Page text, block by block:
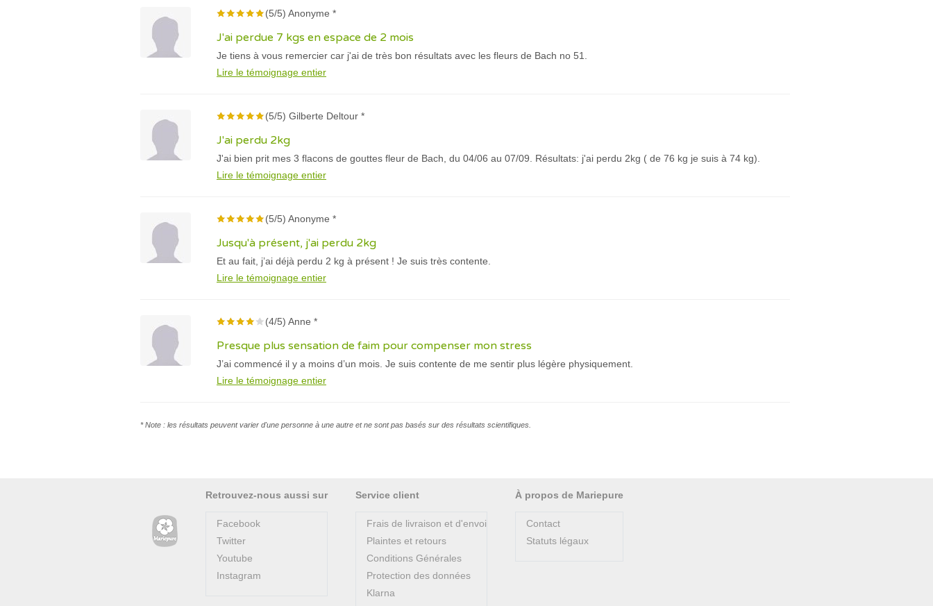
(5/5) Anonyme *
J'ai perdue 7 kgs en espace de 2 mois
Je tiens à vous remercier car j'ai de très bon résultats avec les fleurs de Bach no 51.
Lire le témoignage entier
(5/5) Gilberte Deltour *
J'ai perdu 2kg
J'ai bien prit mes 3 flacons de gouttes fleur de Bach, du 04/06 au 07/09. Résultats: j'ai perdu 2kg ( de 76 kg je suis à 74 kg).
Lire le témoignage entier
(5/5) Anonyme *
Jusqu'à présent, j'ai perdu 2kg
Et au fait, j’ai déjà perdu 2 kg à présent ! Je suis très contente.
Lire le témoignage entier
(4/5) Anne *
Presque plus sensation de faim pour compenser mon stress
J’ai commencé il y a moins d’un mois. Je suis contente de me sentir plus légère physiquement.
Lire le témoignage entier
* Note : les résultats peuvent varier d'une personne à une autre et ne sont pas basés sur des résultats scientifiques.
Retrouvez-nous aussi sur
Facebook
Twitter
Youtube
Instagram
Service client
Frais de livraison et d'envoi
Plaintes et retours
Conditions Générales
Protection des données
Klarna
À propos de Mariepure
Contact
Statuts légaux